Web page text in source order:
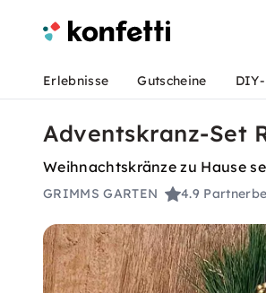
Erlebnisse Gutscheine
Adventskranz-Set
Weihnachtskränze zu Hause
GRIMMS GARTEN 4.9